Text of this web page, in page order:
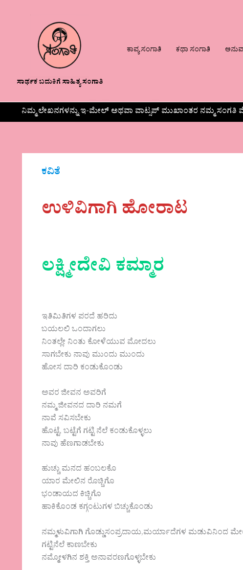
ಸಾರ್ಥಕ ಬದುಕಿಗೆ ಸಾಹಿತ್ಯ ಸಂಗಾತಿ
ಕಾವ್ಯ ಸಂಗಾತಿ ಕಥಾ ಸಂಗಾತಿ
ನಿಮ್ಮ ಲೇಖನಗಳನ್ನು ಇ-ಮೇಲ್ ಅಥವಾ ವಾಟ್ಸಪ್ ಮುಖಾಂತರ ನಮ್ಮ ಸಂಗತಿ
ಕವಿತೆ
ಉಳಿವಿಗಾಗಿ ಹೋರಾಟ
ಲಕ್ಷ್ಮೀದೇವಿ ಕಮ್ಮಾರ
ಇತಿಮಿತಿಗಳ ಪರದೆ ಹರಿದು
ಬಯಲಲಿ ಒಂದಾಗಲು
ನಿಂತಲ್ಲೇ ನಿಂತು ಕೋಳೆಯುವ ಮೋದಲು
ಸಾಗಬೇಕು ನಾವು ಮುಂದು ಮುಂದು
ಹೋಸ ದಾರಿ ಕಂಡುಕೊಂಡು
ಅವರ ಜೀವನ ಅವರಿಗೆ
ನಮ್ಮ ಜೀವನದ ದಾರಿ ನಮಗೆ
ನಾವೆ ಸವಿಸಬೇಕು
ಹೊಟ್ಟೆ, ಬಟ್ಟೆಗೆ ಗಟ್ಟಿ ನೆಲೆ ಕಂಡುಕೊಳ್ಳಲು
ನಾವು ಹೆಣಗಾಡಬೇಕು
ಹುಚ್ಚು ಮನದ ಹಂಬಲಕೊ
ಯಾರ ಮೇಲಿನ ರೊಚ್ಚಿಗೊ
ಭಂಡಾಯದ ಕಿಚ್ಚಿಗೊ
ಹಾಕಿಕೊಂಡ ಕಗ್ಗಂಟುಗಳ ಬಿಚ್ಚುಕೊಂಡು
ನಮ್ಮಳುವಿಗಾಗಿ ಗೊಡ್ಡುಸಂಪ್ರದಾಯ,ಮರ್ಯಾದೆಗಳ ಮಡುವಿನಿಂದ
ಗಟ್ಟಿನೆಲೆ ಕಾಣಬೇಕು
ನಮ್ಮೋಳಗಿನ ಶಕ್ತಿ ಅನಾವರಣಗೊಳ್ಳಬೇಕು